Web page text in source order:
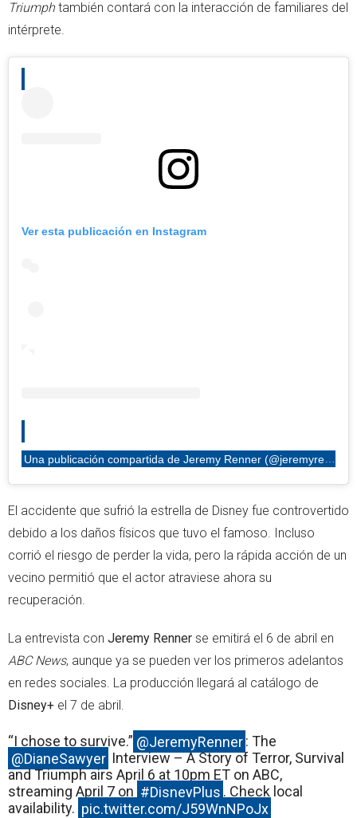
Triumphtambién contará con la interacción de familiares del
intérprete.
Ver esta publicación en Instagram
Una publicación compartida de Jeremy Renner (@jeremyrenner)
El accidente que sufrió la estrella de Disney fue controvertido
debido a los daños físicos que tuvo el famoso. Incluso
corrió el riesgo de perder la vida, pero la rápida acción de un
vecino permitió que el actor atraviese ahora su
recuperación.
La entrevista con Jeremy Renner se emitirá el 6 de abril en
ABC News, aunque ya se pueden ver los primeros adelantos
en redes sociales. La producción llegará al catálogo de
Disney+ el 7 de abril.
“I chose to survive.” @JeremyRenner : The
@DianeSawyer Interview – A Story of Terror, Survival
and Triumph airs April 6 at 10pm ET on ABC,
streaming April 7 on #DisneyPlus . Check local
availability. pic.twitter.com/J59WnNPoJx